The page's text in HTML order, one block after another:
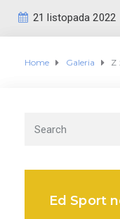
21 listopada 2022
Home Galeria Z
Ed Sport